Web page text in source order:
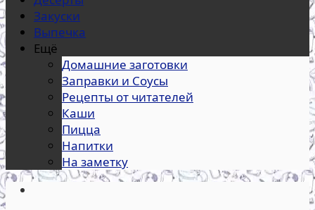
Закуски
Выпечка
Ещё
Домашние заготовки
Заправки и Соусы
Рецепты от читателей
Каши
Пицца
Напитки
На заметку